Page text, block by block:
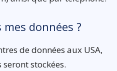
données ?
de données aux USA,
stockées.